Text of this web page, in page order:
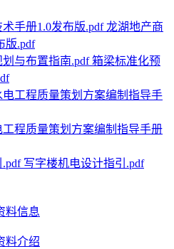
龙湖地产商
版.pdf
箱梁标准化预
程质量策划方案编制指导手册
写字楼机电设计指引.pdf
料信息
料介绍